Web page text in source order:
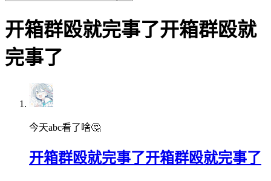
开箱群殴就完事了开箱群殴就
完事了
今天abc看了啥🤔
开箱群殴就完事了开箱群殴就完事了